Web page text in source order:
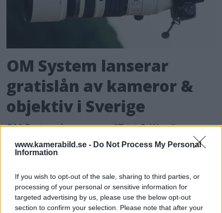
www.kamerabild.se - Do Not Process My Personal
Information
If you wish to opt-out of the sale, sharing to third parties, or
processing of your personal or sensitive information for
targeted advertising by us, please use the below opt-out
section to confirm your selection. Please note that after your
OM System lanserar
gratislån av kameror &
objektiv i Sverige
OM System lanserar nu "Test & Wow"-
programmet i Sverige, vilket gör det möjligt
att låna hem kameror och objektiv under fem
behov.